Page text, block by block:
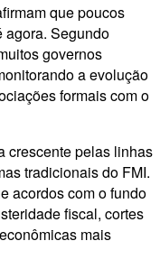
que poucos
agora. Segundo
governos
a evolução
formais com o
crescente pelas linhas
tradicionais do FMI.
acordos com o fundo
fiscal, cortes
mais